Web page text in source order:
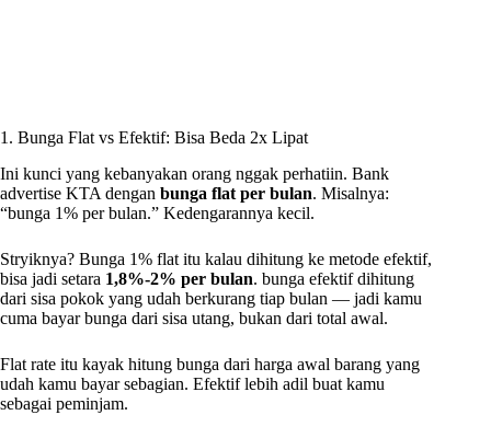
1. Bunga Flat vs Efektif: Bisa Beda 2x Lipat
Ini kunci yang kebanyakan orang nggak perhatiin. Bank
advertise KTA dengan bunga flat per bulan. Misalnya:
“bunga 1% per bulan.” Kedengarannya kecil.
Stryiknya? Bunga 1% flat itu kalau dihitung ke metode efektif,
bisa jadi setara 1,8%-2% per bulan. bunga efektif dihitung
dari sisa pokok yang udah berkurang tiap bulan — jadi kamu
cuma bayar bunga dari sisa utang, bukan dari total awal.
Flat rate itu kayak hitung bunga dari harga awal barang yang
udah kamu bayar sebagian. Efektif lebih adil buat kamu
sebagai peminjam.